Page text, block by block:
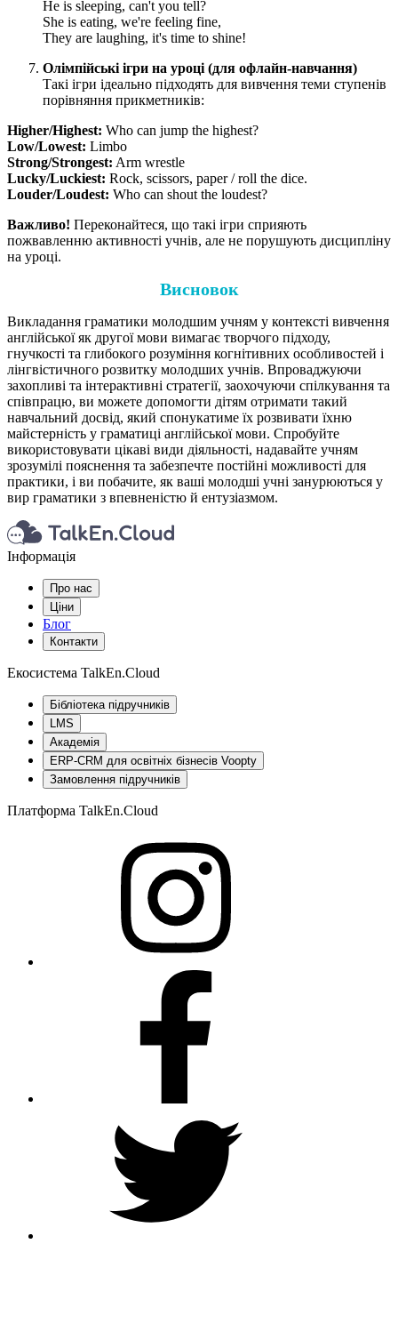
He is sleeping, can't you tell?
She is eating, we're feeling fine,
They are laughing, it's time to shine!
Олімпійські ігри на уроці (для офлайн-навчання)
Такі ігри ідеально підходять для вивчення теми ступенів
порівняння прикметників:
Higher/Highest: Who can jump the highest?
Low/Lowest: Limbo
Strong/Strongest: Arm wrestle
Lucky/Luckiest: Rock, scissors, paper / roll the dice.
Louder/Loudest: Who can shout the loudest?
Важливо! Переконайтеся, що такі ігри сприяють
пожвавленню активності учнів, але не порушують дисципліну
на уроці.
Висновок
Викладання граматики молодшим учням у контексті вивчення
англійської як другої мови вимагає творчого підходу,
гнучкості та глибокого розуміння когнітивних особливостей і
лінгвістичного розвитку молодших учнів. Впроваджуючи
захопливі та інтерактивні стратегії, заохочуючи спілкування та
співпрацю, ви можете допомогти дітям отримати такий
навчальний досвід, який спонукатиме їх розвивати їхню
майстерність у граматиці англійської мови. Спробуйте
використовувати цікаві види діяльності, надавайте учням
зрозумілі пояснення та забезпечте постійні можливості для
практики, і ви побачите, як ваші молодші учні занурюються у
вир граматики з впевненістю й ентузіазмом.
Інформація
Про нас
Ціни
Блог
Контакти
Екосистема TalkEn.Cloud
Бібліотека підручників
LMS
Академія
ERP-CRM для освітніх бізнесів Voopty
Замовлення підручників
Платформа TalkEn.Cloud